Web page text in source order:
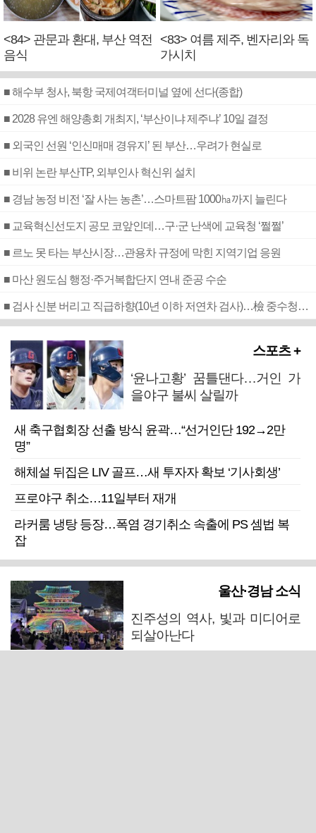
<84> 관문과 환대, 부산 역전
음식
<83> 여름 제주, 벤자리와 독
가시치
■ 해수부 청사, 북항 국제여객터미널 옆에 선다(종합)
■ 2028 유엔 해양총회 개최지, ‘부산이냐 제주냐’ 10일 결정
■ 외국인 선원 ‘인신매매 경유지’ 된 부산…우려가 현실로
■ 비위 논란 부산TP, 외부인사 혁신위 설치
■ 경남 농정 비전 ‘잘 사는 농촌’…스마트팜 1000㏊까지 늘린다
■ 교육혁신선도지 공모 코앞인데…구·군 난색에 교육청 ‘쩔쩔’
■ 르노 못 타는 부산시장…관용차 규정에 막힌 지역기업 응원
■ 마산 원도심 행정·주거복합단지 연내 준공 수순
■ 검사 신분 버리고 직급하향(10년 이하 저연차 검사)…檢 중수청행 기피
스포츠 +
‘윤나고황’ 꿈틀댄다…거인 가
을야구 불씨 살릴까
새 축구협회장 선출 방식 윤곽…“선거인단 192→2만
명”
해체설 뒤집은 LIV 골프…새 투자자 확보 ‘기사회생’
프로야구 취소…11일부터 재개
라커룸 냉탕 등장…폭염 경기취소 속출에 PS 셈법 복
잡
울산·경남 소식
진주성의 역사, 빛과 미디어로
되살아난다